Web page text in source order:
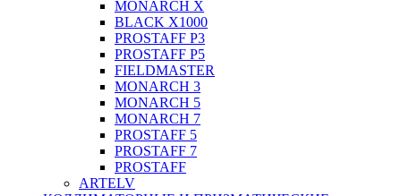
MONARCH X
BLACK X1000
PROSTAFF P3
PROSTAFF P5
FIELDMASTER
MONARCH 3
MONARCH 5
MONARCH 7
PROSTAFF 5
PROSTAFF 7
PROSTAFF
ARTELV